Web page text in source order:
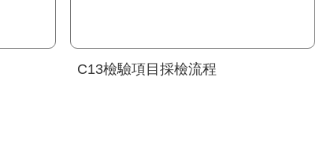
C13檢驗項目採檢流程